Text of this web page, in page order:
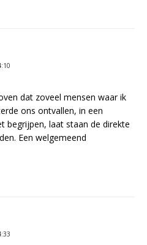
dat zoveel mensen waar ik
ons ontvallen, in een
begrijpen, laat staan de direkte
Een welgemeend